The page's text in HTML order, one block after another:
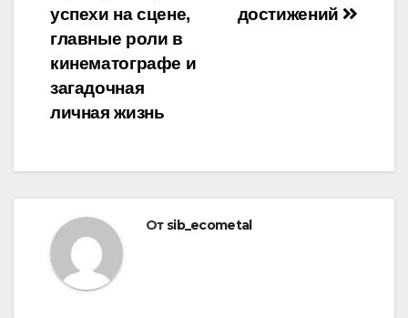
достижений
успехи на сцене,
главные роли в
кинематографе и
загадочная
личная жизнь
От sib_ecometal